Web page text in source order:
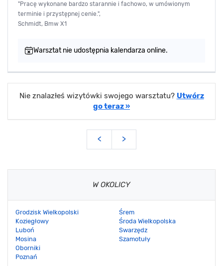
"Pracę wykonane bardzo starannie i fachowo, w umówionym
terminie i przystępnej cenie.",
Schmidt, Bmw X1
Warsztat nie udostępnia kalendarza online.
Nie znalazłeś wizytówki swojego warsztatu? Utwórz
go teraz »
< >
W OKOLICY
Grodzisk Wielkopolski
Koziegłowy
Luboń
Mosina
Oborniki
Poznań
Śrem
Środa Wielkopolska
Swarzędz
Szamotuły